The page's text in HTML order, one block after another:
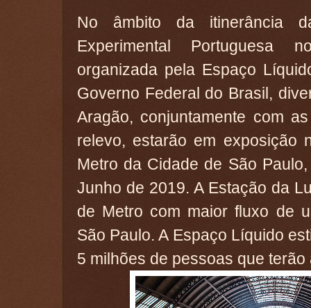
No âmbito da itinerância
Experimental Portuguesa
organizada pela Espaço
Governo Federal do Brasil,
Aragão, conjuntamente com
relevo, estarão em exposição
Metro da Cidade de São
Junho de 2019. A Estação da
de Metro com maior fluxo de
São Paulo. A Espaço Líquido
5 milhões de pessoas que